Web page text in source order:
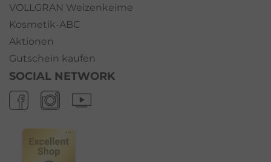
VOLLGRAN Weizenkeime
Kosmetik-ABC
Aktionen
Gutschein kaufen
SOCIAL NETWORK